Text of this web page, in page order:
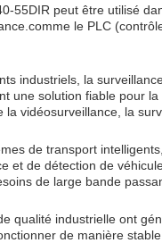
55DIR peut être utilisé
le PLC
industriels, la
une solution fiable pour
vidéosurveillance, la
de transport
et de détection de
de large bande
qualité industrielle ont
de manière